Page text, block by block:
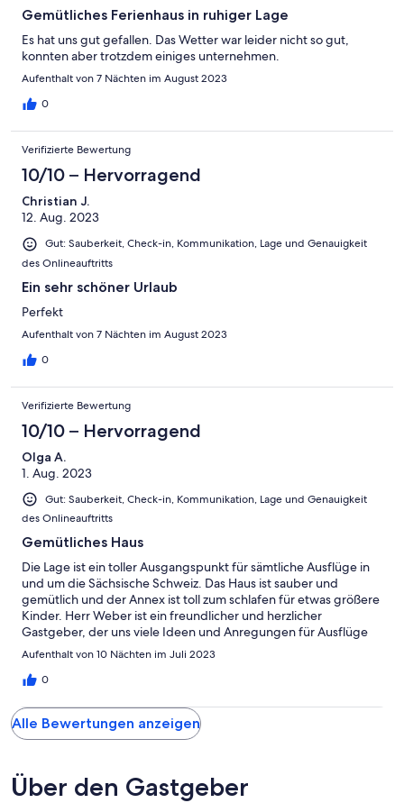
Gemütliches Ferienhaus in ruhiger Lage
Es hat uns gut gefallen. Das Wetter war leider nicht so gut,
konnten aber trotzdem einiges unternehmen.
Aufenthalt von 7 Nächten im August 2023
0
Verifizierte Bewertung
10/10 – Hervorragend
Christian J.
12. Aug. 2023
Gut: Sauberkeit, Check-in, Kommunikation, Lage und Genauigkeit
des Onlineauftritts
Ein sehr schöner Urlaub
Perfekt
Aufenthalt von 7 Nächten im August 2023
0
Verifizierte Bewertung
10/10 – Hervorragend
Olga A.
1. Aug. 2023
Gut: Sauberkeit, Check-in, Kommunikation, Lage und Genauigkeit
des Onlineauftritts
Gemütliches Haus
Die Lage ist ein toller Ausgangspunkt für sämtliche Ausflüge in
und um die Sächsische Schweiz. Das Haus ist sauber und
gemütlich und der Annex ist toll zum schlafen für etwas größere
Kinder. Herr Weber ist ein freundlicher und herzlicher
Gastgeber, der uns viele Ideen und Anregungen für Ausflüge
gegeben hat. Meine kinder und ich haben 10 tolle Tage in
Aufenthalt von 10 Nächten im Juli 2023
0
Alle Bewertungen anzeigen
Über den Gastgeber